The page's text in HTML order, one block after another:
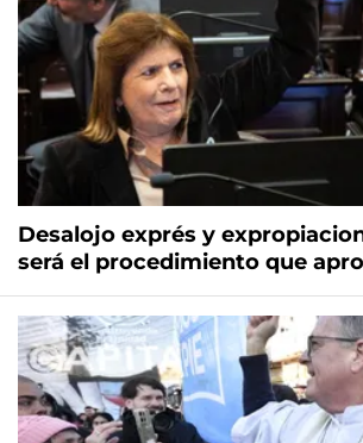
Desalojo exprés y
será el procedimiento que